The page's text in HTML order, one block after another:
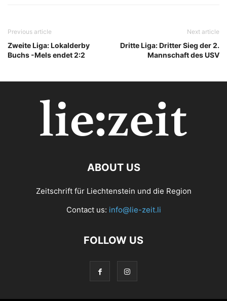
Previous article
Zweite Liga: Lokalderby
Buchs -Mels endet 2:2
Next article
Dritte Liga: Dritter Sieg der 2.
Mannschaft des USV
ABOUT US
Zeitschrift für Liechtenstein und die Region
Contact us: info@lie-zeit.li
FOLLOW US